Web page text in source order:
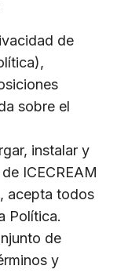
de
sobre el
instalar y
ICECREAM
acepta todos
Política.
de
y